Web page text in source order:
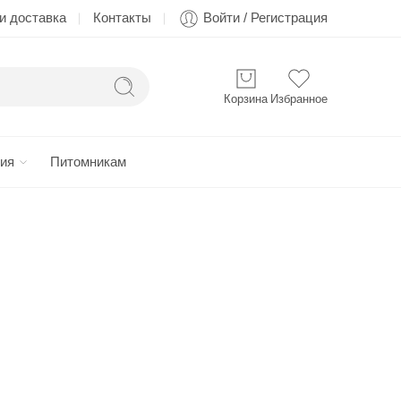
доставка Контакты Войти / Регистрация
Корзина Избранное
Питомникам